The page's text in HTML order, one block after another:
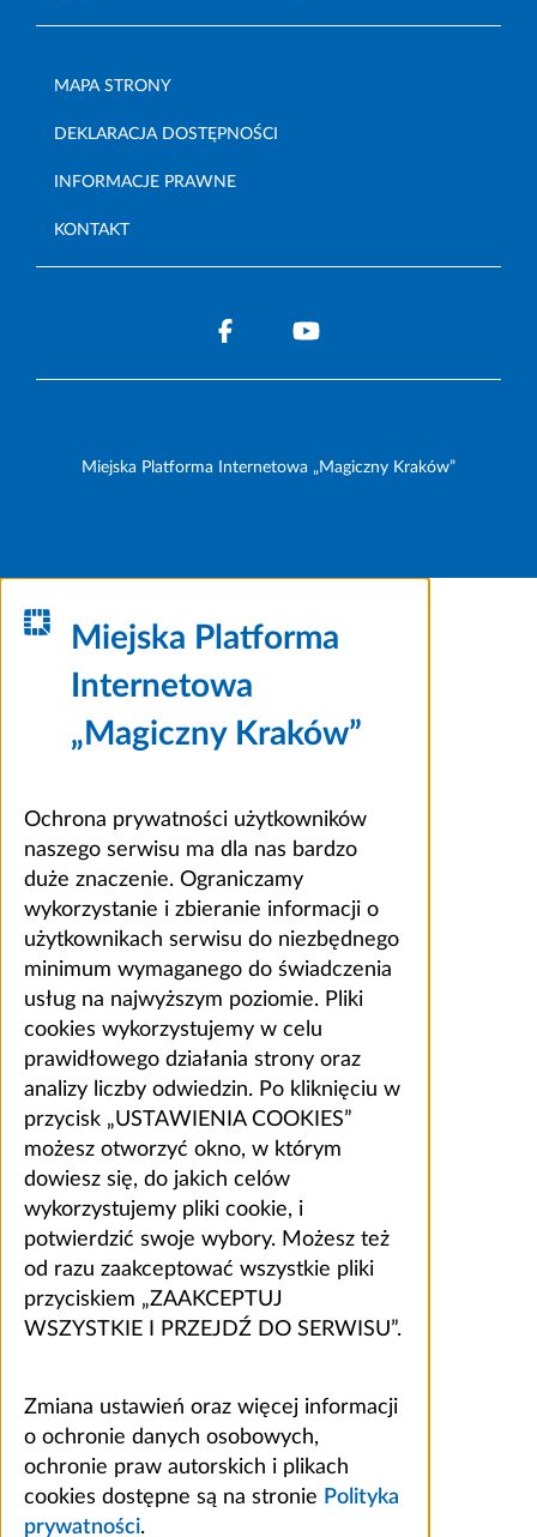
MAPA STRONY
DEKLARACJA DOSTĘPNOŚCI
INFORMACJE PRAWNE
KONTAKT
Miejska Platforma Internetowa „Magiczny Kraków”
Miejska Platforma
Internetowa
„Magiczny Kraków”
Ochrona prywatności użytkowników
naszego serwisu ma dla nas bardzo
duże znaczenie. Ograniczamy
wykorzystanie i zbieranie informacji o
użytkownikach serwisu do niezbędnego
minimum wymaganego do świadczenia
usług na najwyższym poziomie. Pliki
cookies wykorzystujemy w celu
prawidłowego działania strony oraz
analizy liczby odwiedzin. Po kliknięciu w
przycisk „USTAWIENIA COOKIES”
możesz otworzyć okno, w którym
dowiesz się, do jakich celów
wykorzystujemy pliki cookie, i
potwierdzić swoje wybory. Możesz też
od razu zaakceptować wszystkie pliki
przyciskiem „ZAAKCEPTUJ
WSZYSTKIE I PRZEJDŹ DO SERWISU”.
Zmiana ustawień oraz więcej informacji
o ochronie danych osobowych,
ochronie praw autorskich i plikach
cookies dostępne są na stronie Polityka
prywatności.